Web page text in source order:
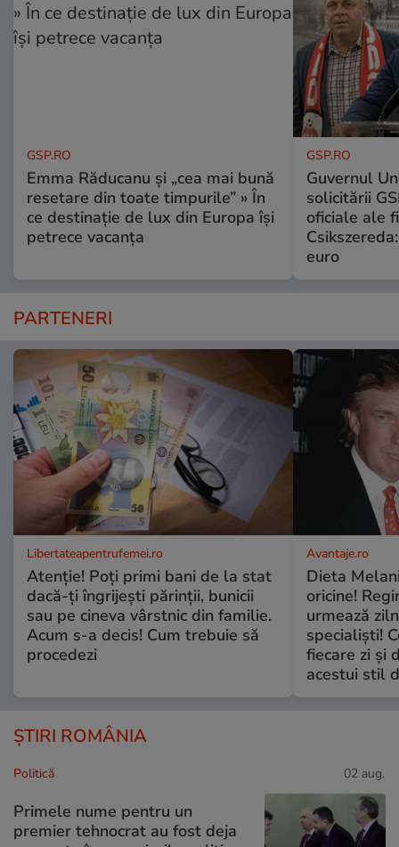
GSP.RO
Emma Răducanu și „cea mai bună
resetare din toate timpurile” » În
ce destinație de lux din Europa își
petrece vacanța
GSP.RO
Guvernul
solicitării
oficiale ale
euro
PARTENERI
Libertateapentrufemei.ro
Atenție! Poți primi bani de la stat
dacă-ți îngrijești părinții, bunicii
sau pe cineva vârstnic din familie.
Acum s-a decis! Cum trebuie să
procedezi
Avantaje.ro
Dieta
oricine!
urmează
specialiști!
fiecare zi și
acestui stil
ȘTIRI ROMÂNIA
Politică 02 aug.
Primele nume pentru un
premier tehnocrat au fost deja